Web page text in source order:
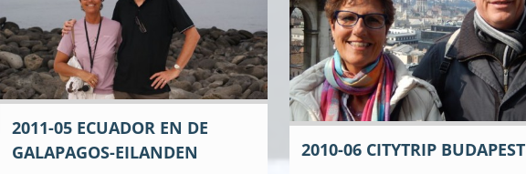
2011-05 ECUADOR EN DE
GALAPAGOS-EILANDEN
2010-06 CITYTRIP BUDAPEST